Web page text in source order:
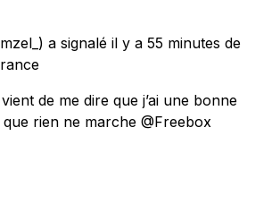
a signalé il y a 55 minutes de
de me dire que j’ai une bonne
rien ne marche @Freebox